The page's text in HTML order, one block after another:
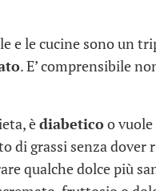
e le cucine sono un
. E’ comprensibile
èdiabeticoo
di grassi senza dover
qualche dolce più